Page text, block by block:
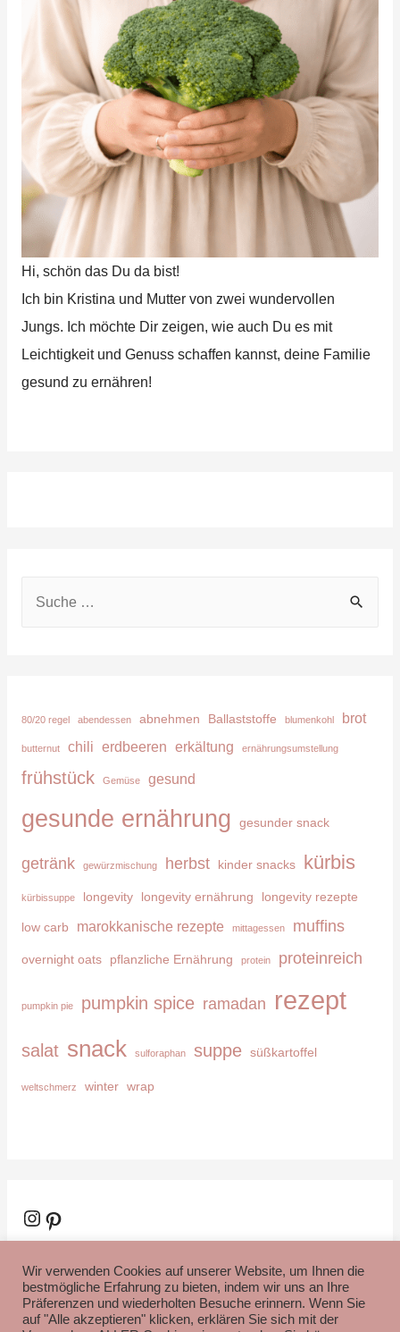
Hi, schön das Du da bist!
Ich bin Kristina und Mutter von zwei wundervollen
Jungs. Ich möchte Dir zeigen, wie auch Du es mit
Leichtigkeit und Genuss schaffen kannst, deine Familie
gesund zu ernähren!
n
n
a
c
:
80/20 regel abendessen abnehmen Ballaststoffe blumenkohl brot
butternut chili erdbeeren erkältung ernährungsumstellung
frühstück Gemüse gesund
gesunde ernährung gesunder snack
getränk gewürzmischung herbst kinder snacks kürbis
kürbissuppe longevity longevity ernährung longevity rezepte
low carb marokkanische rezepte mittagessen muffins
overnight oats pflanzliche Ernährung protein proteinreich
pumpkin pie pumpkin spice ramadan rezept
salat snack sulforaphan suppe süßkartoffel
weltschmerz winter wrap
Instagram Pinterest
Wir verwenden Cookies auf unserer Website, um Ihnen die
bestmögliche Erfahrung zu bieten, indem wir uns an Ihre
Präferenzen und wiederholten Besuche erinnern. Wenn Sie
auf "Alle akzeptieren" klicken, erklären Sie sich mit der